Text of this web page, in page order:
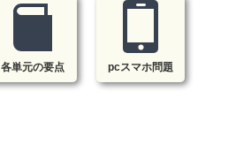
各単元の要点 pcスマホ問題